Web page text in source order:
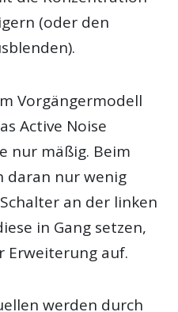
(oder den
Vorgängermodell
Active Noise
nur mäßig. Beim
daran nur wenig
an der linken
in Gang setzen,
Erweiterung auf.
werden durch